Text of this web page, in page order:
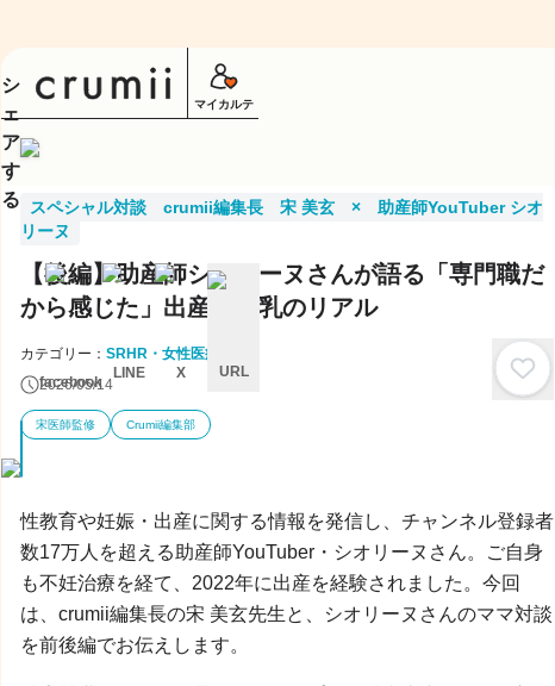
マイカルテ
スペシャル対談 crumii編集長 宋 美玄 × 助産師YouTuber シオ
リーヌ
【後編】助産師シオリーヌさんが語る「専門職だ
から感じた」出産・母乳のリアル
カテゴリー： SRHR・女性医療
2026/05/14
宋医師監修 Crumii編集部
性教育や妊娠・出産に関する情報を発信し、チャンネル登録者
数17万人を超える助産師YouTuber・シオリーヌさん。ご自身
も不妊治療を経て、2022年に出産を経験されました。今回
は、crumii編集長の宋 美玄先生と、シオリーヌさんのママ対談
を前後編でお伝えします。
シ
ェ
ア
す
る
facebook
LINE X URL
キ
ャ
セ